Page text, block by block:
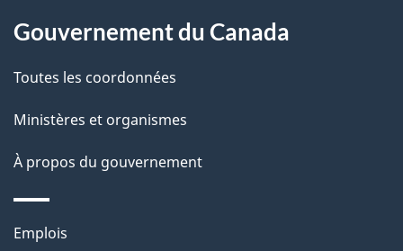
i
l
s
d
e
l
propos
de
ce
site
Gouvernement du Canada
Toutes les coordonnées
Ministères et organismes
À propos du gouvernement
Thèmes
Emplois